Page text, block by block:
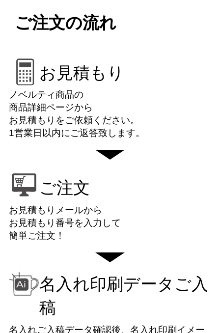
ご注文の流れ
お見積もり
ノベルティ商品の
商品詳細ページから
お見積もりをご依頼ください。
1営業日以内にご返答致します。
ご注文
お見積もりメールから
お見積もり番号を入力して
簡単ご注文！
名入れ印刷データご入
稿
名入れご入稿データ確認後、名入れ印刷イメー